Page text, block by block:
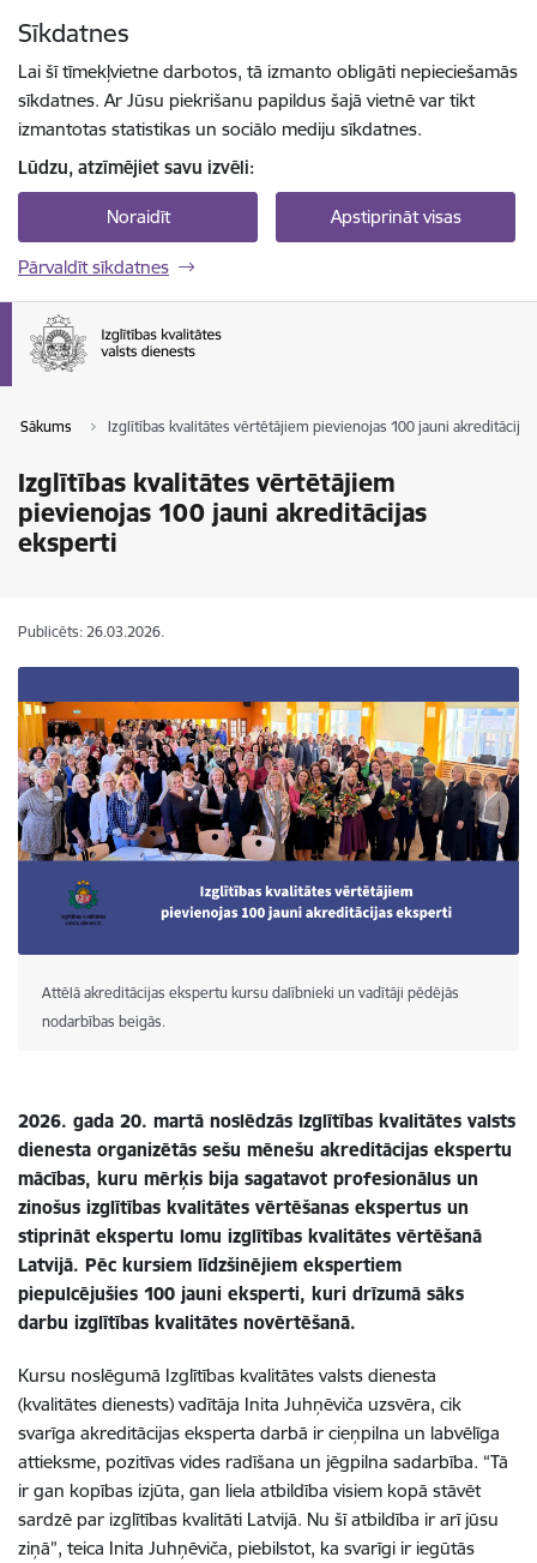
Sīkdatnes
Lai šī tīmekļvietne darbotos, tā izmanto obligāti nepieciešamās
sīkdatnes. Ar Jūsu piekrišanu papildus šajā vietnē var tikt
izmantotas statistikas un sociālo mediju sīkdatnes.
Lūdzu, atzīmējiet savu izvēli:
Noraidīt Apstiprināt visas
Pārvaldīt sīkdatnes
Sākums Izglītības kvalitātes vērtētājiem pievienojas 100 jauni
Izglītības kvalitātes vērtētājiem
pievienojas 100 jauni akreditācijas
eksperti
Publicēts: 26.03.2026.
Attēlā akreditācijas ekspertu kursu dalībnieki un vadītāji pēdējās
nodarbības beigās.
2026. gada 20. martā noslēdzās Izglītības kvalitātes valsts
dienesta organizētās sešu mēnešu akreditācijas ekspertu
mācības, kuru mērķis bija sagatavot profesionālus un
zinošus izglītības kvalitātes vērtēšanas ekspertus un
stiprināt ekspertu lomu izglītības kvalitātes vērtēšanā
Latvijā. Pēc kursiem līdzšinējiem ekspertiem
piepulcējušies 100 jauni eksperti, kuri drīzumā sāks
darbu izglītības kvalitātes novērtēšanā.
Kursu noslēgumā Izglītības kvalitātes valsts dienesta
(kvalitātes dienests) vadītāja Inita Juhņēviča uzsvēra, cik
svarīga akreditācijas eksperta darbā ir cieņpilna un labvēlīga
attieksme, pozitīvas vides radīšana un jēgpilna sadarbība. “Tā
ir gan kopības izjūta, gan liela atbildība visiem kopā stāvēt
sardzē par izglītības kvalitāti Latvijā. Nu šī atbildība ir arī jūsu
ziņā”, teica Inita Juhņēviča, piebilstot, ka svarīgi ir iegūtās